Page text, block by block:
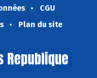
CGU
Plan du site
Republique